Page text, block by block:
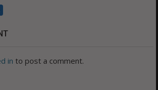
in to post a comment.